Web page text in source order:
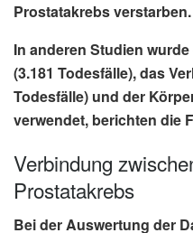
Prostatakrebs verstarben.
In anderen Studien
(3.181 Todesfälle), das
Todesfälle) und der
verwendet, berichten die
Verbindung
Prostatakrebs
Bei der Auswertung der